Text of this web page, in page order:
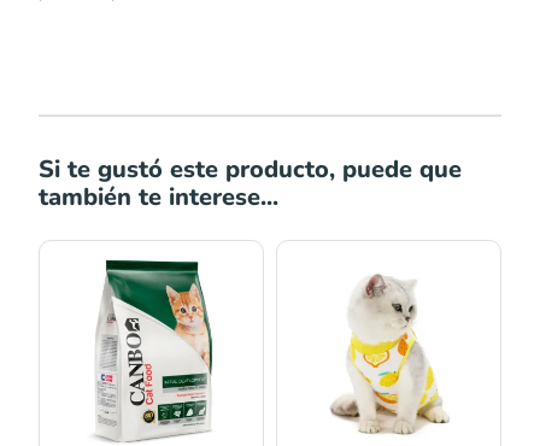
Si te gustó este producto, puede que
también te interese...
de
precios:
desde
S/33.00
hasta
S/149.00
S/35.00
hasta
S/42.00